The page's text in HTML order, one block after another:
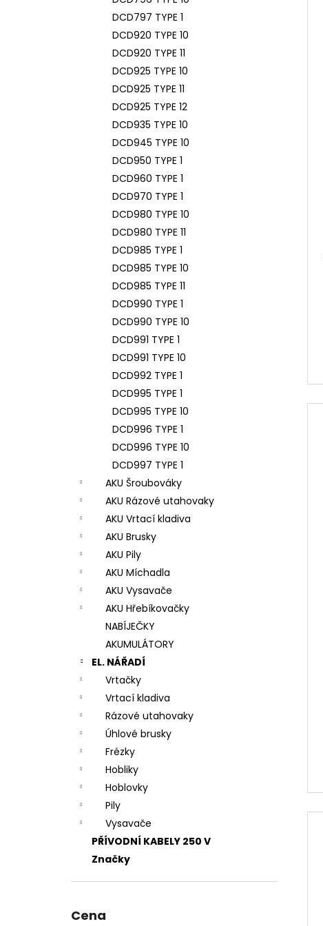
DCD797 TYPE 1
DCD920 TYPE 10
DCD920 TYPE 11
DCD925 TYPE 10
DCD925 TYPE 11
DCD925 TYPE 12
DCD935 TYPE 10
DCD945 TYPE 10
DCD950 TYPE 1
DCD960 TYPE 1
DCD970 TYPE 1
DCD980 TYPE 10
DCD980 TYPE 11
DCD985 TYPE 1
DCD985 TYPE 10
DCD985 TYPE 11
DCD990 TYPE 1
DCD990 TYPE 10
DCD991 TYPE 1
DCD991 TYPE 10
DCD992 TYPE 1
DCD995 TYPE 1
DCD995 TYPE 10
DCD996 TYPE 1
DCD996 TYPE 10
DCD997 TYPE 1
AKU Šroubováky
AKU Rázové utahovaky
AKU Vrtací kladiva
AKU Brusky
AKU Pily
AKU Míchadla
AKU Vysavače
AKU Hřebíkovačky
NABÍJEČKY
AKUMULÁTORY
EL. NÁŘADÍ
Vrtačky
Vrtací kladiva
Rázové utahovaky
Úhlové brusky
Frézky
Hobliky
Hoblovky
Pily
Vysavače
PŘÍVODNÍ KABELY 250 V
Značky
Cena